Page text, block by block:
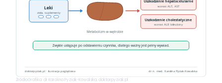
ŹródłoGrafika: dr Karolina Pyziak-Kowalska, doktorpyziak.pl